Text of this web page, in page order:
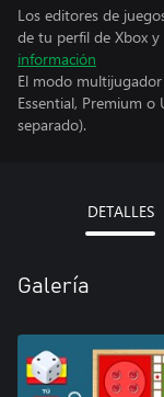
Los editores de
de tu perfil de Xbox y
información
El modo
Essential, Premium
separado).
DETALLES
Galería